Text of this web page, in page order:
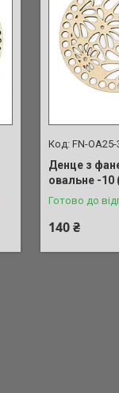
FN-
Денце з
овальне -10
Готово до
140 ₴